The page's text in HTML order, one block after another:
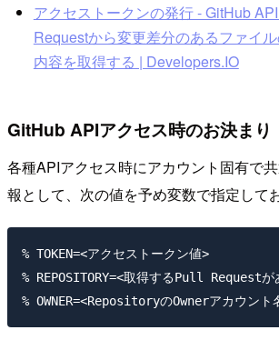
アクセストークンの発行 - GitHub
Requestから変更差分のあるファイ
内容を取得する | Developers.IO
GitHub APIアクセス時のお決まり
各種APIアクセス時にアカウント固有で
報として、次の値を予め変数で指定して
% TOKEN=<アクセストークン値>
% REPOSITORY=<取得するPull Request